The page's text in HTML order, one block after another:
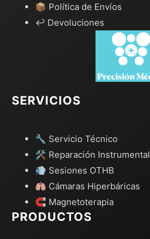
📦 Política de Envíos
↩️ Devoluciones
SERVICIOS
🔧 Servicio Técnico
🛠️ Reparación Instrumental
💨 Sesiones OTHB
🫁 Cámaras Hiperbáricas
🧲 Magnetoterapia
PRODUCTOS